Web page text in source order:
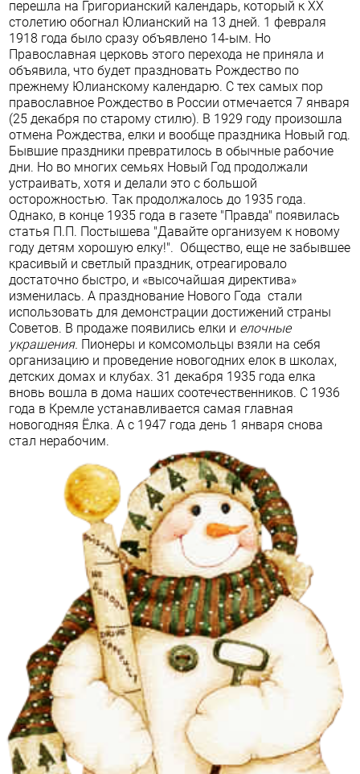
перешла на Григорианский календарь, который к XX
столетию обогнал Юлианский на 13 дней. 1 февраля
1918 года было сразу объявлено 14-ым. Но
Православная церковь этого перехода не приняла и
объявила, что будет праздновать Рождество по
прежнему Юлианскому календарю. С тех самых пор
православное Рождество в России отмечается 7 января
(25 декабря по старому стилю). В 1929 году произошла
отмена Рождества, елки и вообще праздника Новый год.
Бывшие праздники превратилось в обычные рабочие
дни. Но во многих семьях Новый Год продолжали
устраивать, хотя и делали это с большой
осторожностью. Так продолжалось до 1935 года.
Однако, в конце 1935 года в газете "Правда" появилась
статья П.П. Постышева "Давайте организуем к новому
году детям хорошую елку!". Общество, еще не забывшее
красивый и светлый праздник, отреагировало
достаточно быстро, и «высочайшая директива»
изменилась. А празднование Нового Года стали
использовать для демонстрации достижений страны
Советов. В продаже появились елки и елочные
украшения. Пионеры и комсомольцы взяли на себя
организацию и проведение новогодних елок в школах,
детских домах и клубах. 31 декабря 1935 года елка
вновь вошла в дома наших соотечественников. С 1936
года в Кремле устанавливается самая главная
новогодняя Ёлка. А с 1947 года день 1 января снова
стал нерабочим.